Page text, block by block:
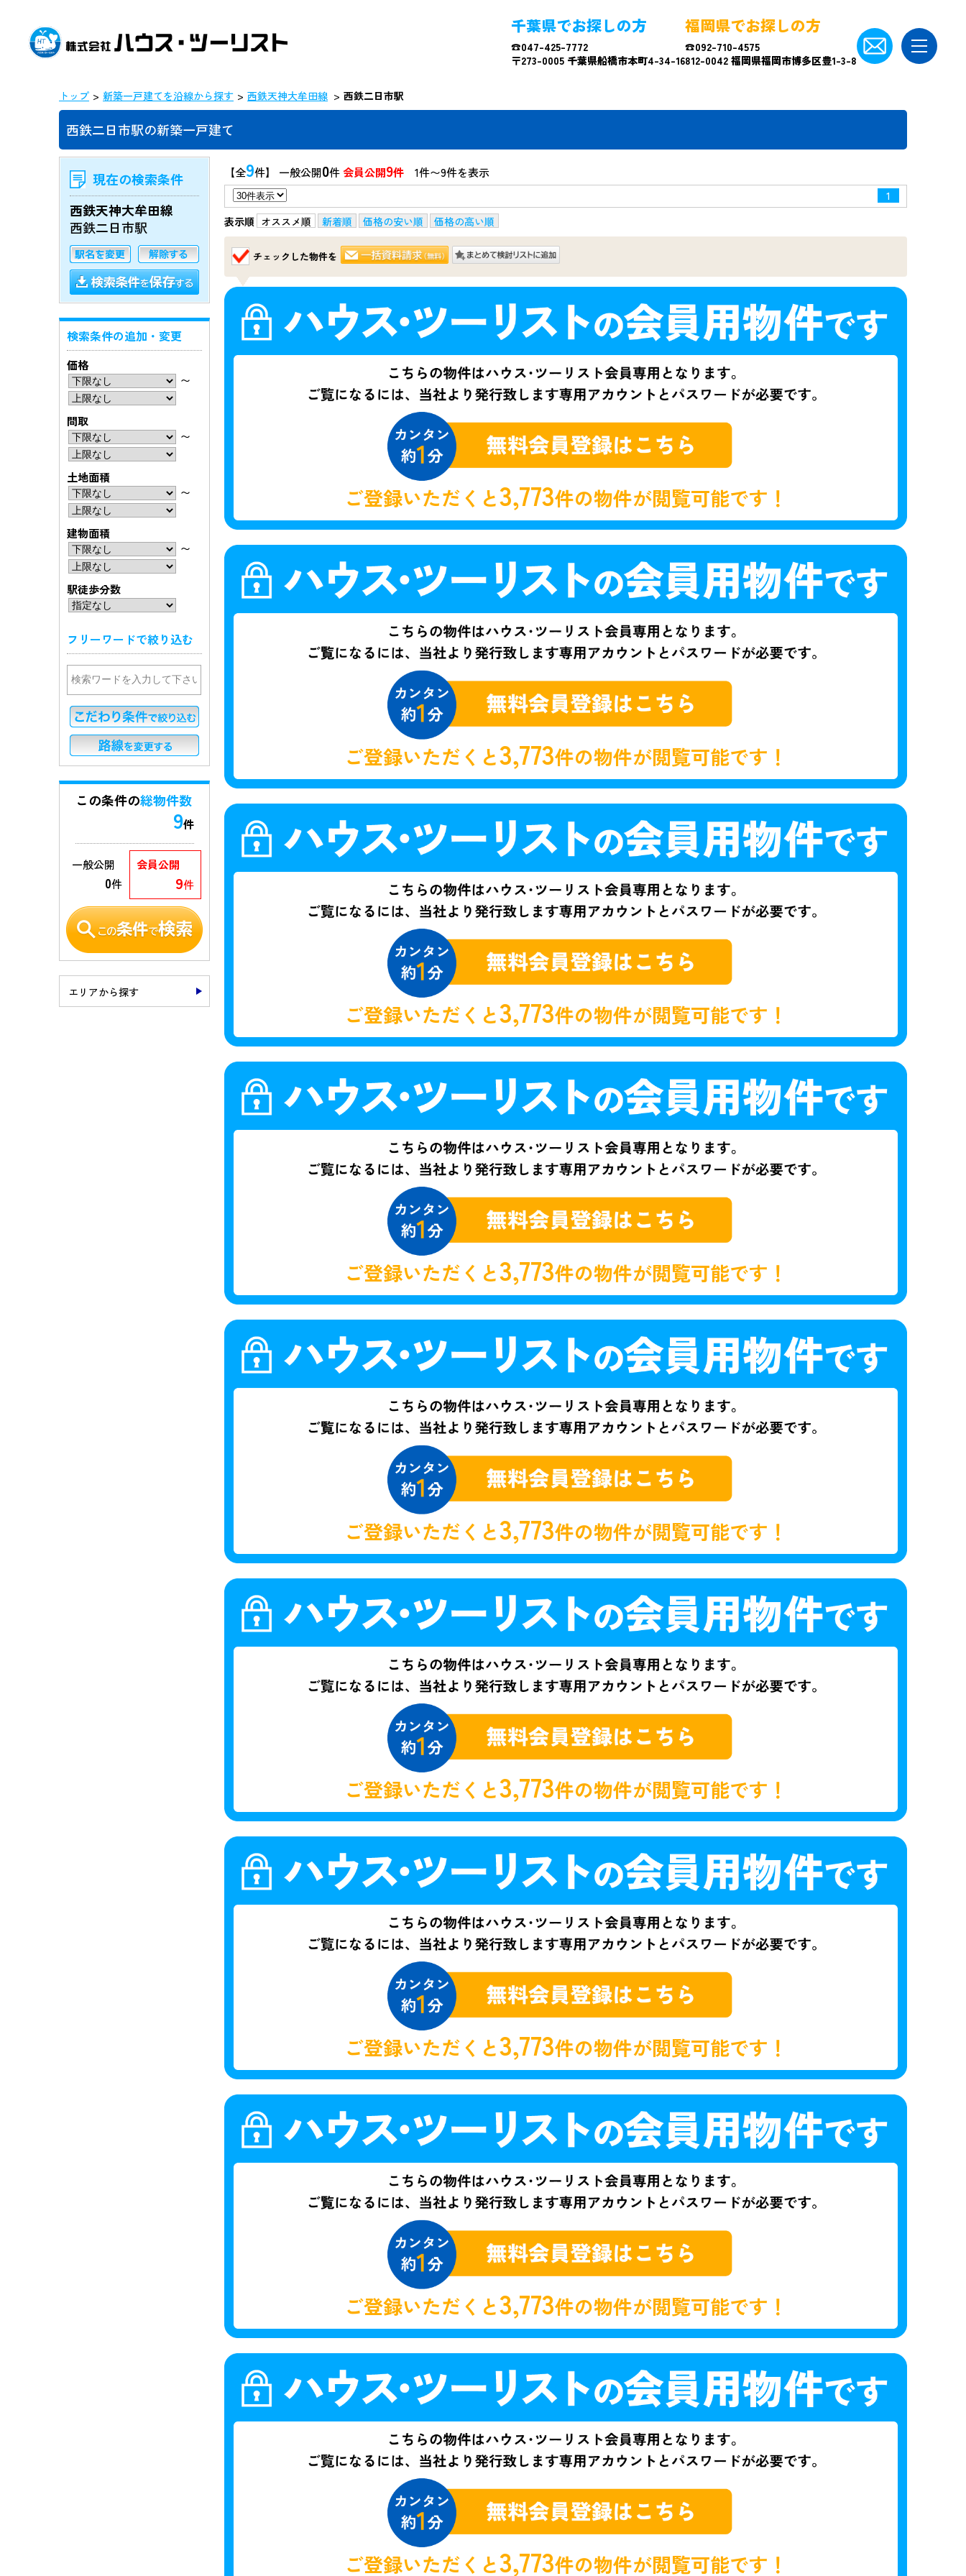
千葉県でお探しの方
☎047-425-7772
〒273-0005 千葉県船橋市本町4-34-16
福岡県でお探しの方
☎092-710-4575
812-0042 福岡県福岡市博多区豊1-3-8
トップ 新築一戸建てを沿線から探す 西鉄天神大牟田線 西鉄二日市駅
西鉄二日市駅の新築一戸建て
【全9件】 一般公開0件会員公開9件 1件〜9件を表示
1
表示順 オススメ順 新着順 価格の安い順 価格の高い順
チェックした物件を
ご登録いただくと3,773件の物件が閲覧可能です！
ご登録いただくと3,773件の物件が閲覧可能です！
ご登録いただくと3,773件の物件が閲覧可能です！
ご登録いただくと3,773件の物件が閲覧可能です！
ご登録いただくと3,773件の物件が閲覧可能です！
ご登録いただくと3,773件の物件が閲覧可能です！
ご登録いただくと3,773件の物件が閲覧可能です！
ご登録いただくと3,773件の物件が閲覧可能です！
ご登録いただくと3,773件の物件が閲覧可能です！
現在の検索条件
西鉄天神大牟田線
西鉄二日市駅
検索条件の追加・変更
価格
〜
間取
〜
土地面積
〜
建物面積
〜
駅徒歩分数
フリーワードで絞り込む
この条件の総物件数
9件
会員公開
9件
一般公開
0件
エリアから探す